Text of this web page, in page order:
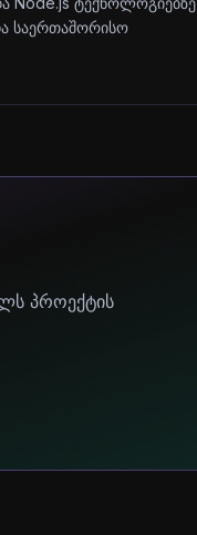
საერთაშორისო
პროექტის